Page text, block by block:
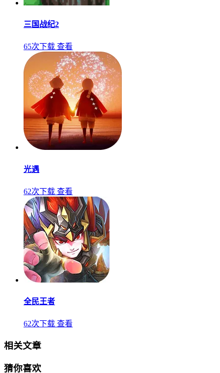
三国战纪2
65次下载 查看
光遇
62次下载 查看
全民王者
62次下载 查看
相关文章
猜你喜欢